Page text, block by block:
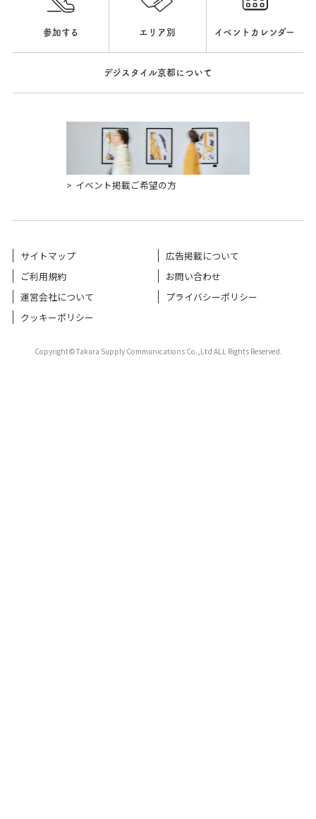
参加する エリア別 イベントカレンダー
デジスタイル京都について
イベント掲載ご希望の方
サイトマップ
広告掲載について
ご利用規約
お問い合わせ
運営会社について
プライバシーポリシー
クッキーポリシー
Copyright©Takara Supply Communications Co.,Ltd ALL Rights Reserved.